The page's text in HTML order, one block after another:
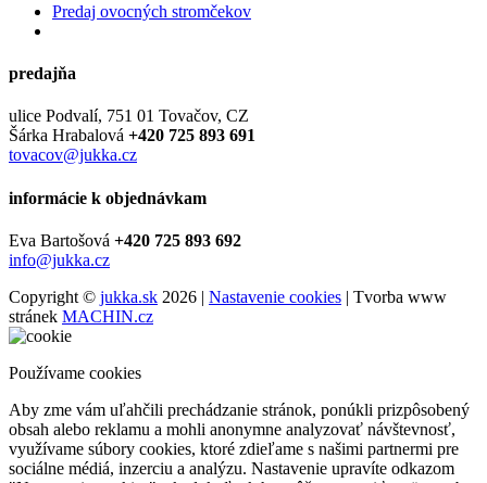
Predaj ovocných stromčekov
predajňa
ulice Podvalí, 751 01 Tovačov, CZ
Šárka Hrabalová +420 725 893 691
tovacov@jukka.cz
informácie k objednávkam
Eva Bartošová +420 725 893 692
info@jukka.cz
Copyright © jukka.sk 2026 | Nastavenie cookies | Tvorba www
stránek MACHIN.cz
Používame cookies
Aby zme vám uľahčili prechádzanie stránok, ponúkli prizpôsobený
obsah alebo reklamu a mohli anonymne analyzovať návštevnosť,
využívame súbory cookies, ktoré zdieľame s našimi partnermi pre
sociálne médiá, inzerciu a analýzu. Nastavenie upravíte odkazom